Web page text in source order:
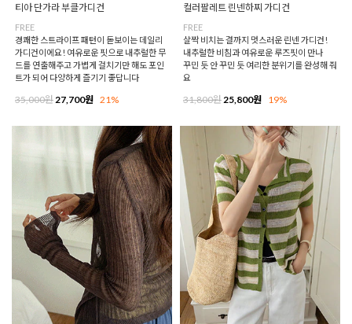
티아 단가라 부클가디건
FREE
경쾌한 스트라이프 패턴이 돋보이는 데일리
가디건이에요! 여유로운 핏으로 내추럴한 무
드를 연출해주고 가볍게 걸치기만 해도 포인
트가 되어 다양하게 즐기기 좋답니다
35,000원 27,700원 21%
컬러팔레트 린넨하찌 가디건
FREE
살짝 비치는 결까지 멋스러운 린넨 가디건!
내추럴한 비침과 여유로운 루즈핏이 만나
꾸민 듯 안 꾸민 듯 여리한 분위기를 완성해 줘
요
31,800원 25,800원 19%